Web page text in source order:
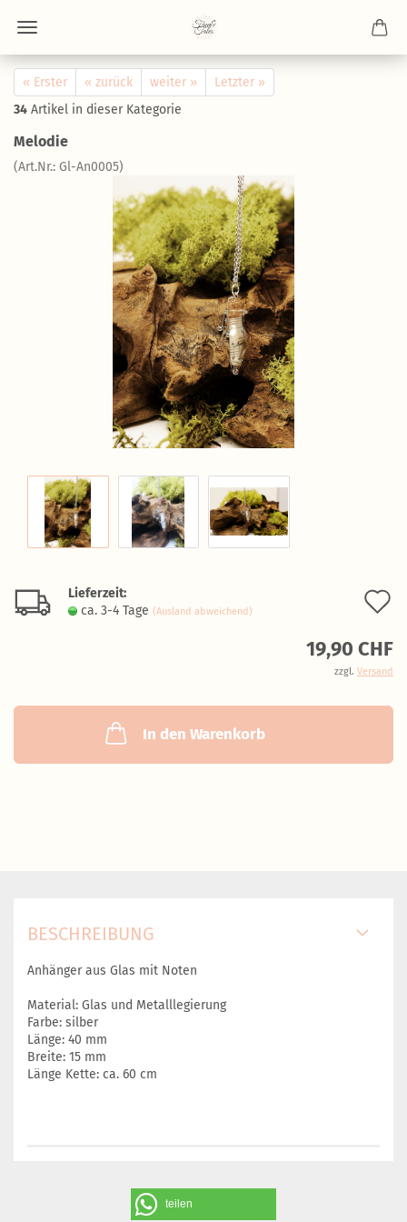
« Erster « zurück weiter »
Letzter »
34 Artikel in dieser Kategorie
Melodie
(Art.Nr.: Gl-An0005)
Lieferzeit:
ca. 3-4 Tage (Ausland abweichend)
19,90 CHF
zzgl. Versand
In den Warenkorb
BESCHREIBUNG
Anhänger aus Glas mit Noten
Material: Glas und Metalllegierung
Farbe: silber
Länge: 40 mm
Breite: 15 mm
Länge Kette: ca. 60 cm
teilen